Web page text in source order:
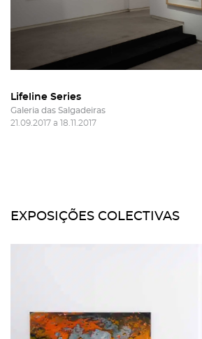
Lifeline Series
Galeria das Salgadeiras
21.09.2017 a 18.11.2017
EXPOSIÇÕES COLECTIVAS